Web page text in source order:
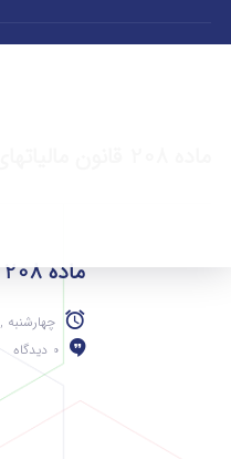
ماده 208 قانون مالیاتهای مستقیم
چهارشنبه , 25 تیر 1404
0 دیدگاه